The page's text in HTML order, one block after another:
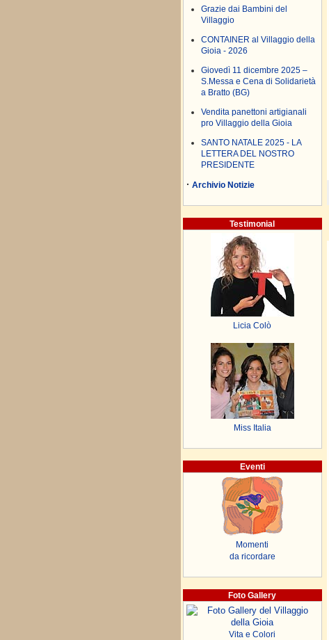
Grazie dai Bambini del
Villaggio
CONTAINER al Villaggio della
Gioia - 2026
Giovedì 11 dicembre 2025 –
S.Messa e Cena di Solidarietà
a Bratto (BG)
Vendita panettoni artigianali
pro Villaggio della Gioia
SANTO NATALE 2025 - LA
LETTERA DEL NOSTRO
PRESIDENTE
· Archivio Notizie
Testimonial
Licia Colò
Miss Italia
Eventi
Momenti
da ricordare
Foto Gallery
Vita e Colori